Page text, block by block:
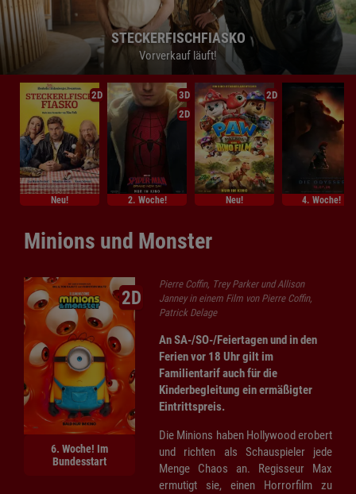
STECKERFISCHFIASKO
Vorverkauf läuft!
STECKERFISCHFIASKO
Vorverkauf läuft!
STECKERFISCHFIASKO
Vorverkauf läuft!
2D
Neu!
3D
2D
2. Woche!
2D
Neu! 4. Woche!
Minions und Monster
2D
6. Woche! Im
Bundesstart
Pierre Coffin, Trey Parker und Allison
Janney in einem Film von Pierre Coffin,
Patrick Delage
An SA-/SO-/Feiertagen und in den
Ferien vor 18 Uhr gilt im
Familientarif auch für die
Kinderbegleitung ein ermäßigter
Eintrittspreis.
Die Minions haben Hollywood erobert
und richten als Schauspieler jede
Menge Chaos an. Regisseur Max
ermutigt sie, einen Horrorfilm zu